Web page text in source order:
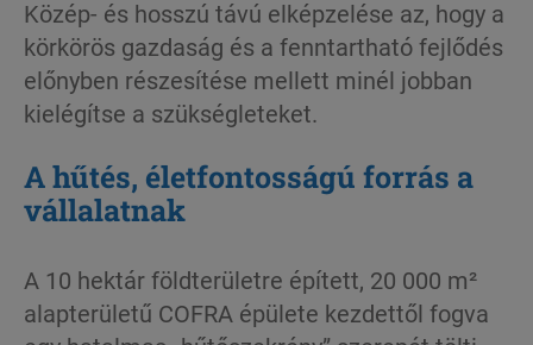
Közép- és hosszú távú elképzelése az, hogy a
körkörös gazdaság és a fenntartható fejlődés
előnyben részesítése mellett minél jobban
kielégítse a szükségleteket.
A hűtés, életfontosságú forrás a
vállalatnak
A 10 hektár földterületre épített, 20 000 m²
alapterületű COFRA épülete kezdettől fogva